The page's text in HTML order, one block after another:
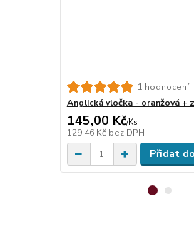
1 hodnocení
Anglická vločka - oranžová +
145,00 Kč/Ks
129,46 Kč bez DPH
Přidat